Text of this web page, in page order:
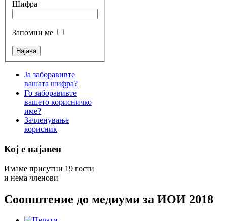
Шифра
Запомни ме
Ја заборавивте
вашата шифра?
Го заборавивте
вашето корисничко
име?
Зачленување
корисник
Кој е најавен
Имаме присутни 19 гости
и нема членови
Соопштение до медиуми за ИОИ 2018